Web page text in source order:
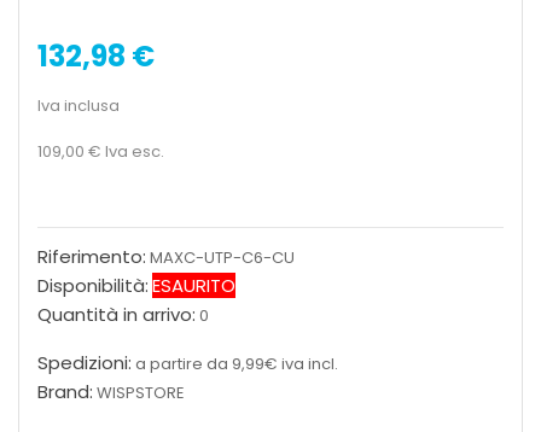
132,98 €
Iva inclusa
109,00 € Iva esc.
Riferimento: MAXC-UTP-C6-CU
Disponibilità:ESAURITO
Quantità in arrivo: 0
Spedizioni: a partire da 9,99€ iva incl.
Brand: WISPSTORE